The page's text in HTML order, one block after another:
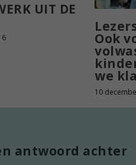
UIT DE
Ook
we
10
antwoord achter